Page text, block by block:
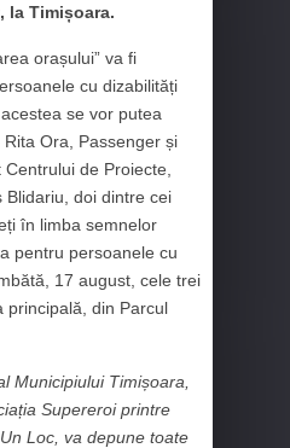
la Timișoara.
orașului” va fi
cu dizabilități
se vor putea
Ora, Passenger și
de Proiecte,
Blidariu, doi dintre cei
în limba semnelor
pentru persoanele cu
17 august, cele trei
principală, din Parcul
Municipiului Timișoara,
Supereroi printre
Loc, va depune toate